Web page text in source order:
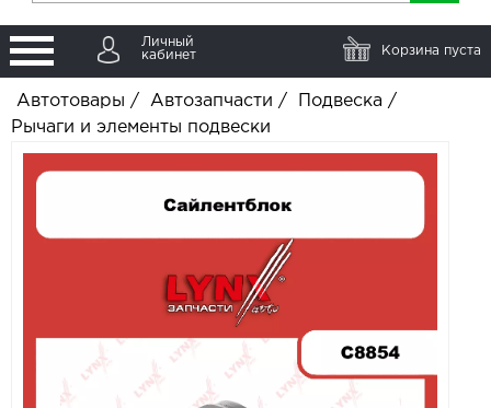
Личный
кабинет
Корзина пуста
Автотовары / Автозапчасти / Подвеска /
Рычаги и элементы подвески